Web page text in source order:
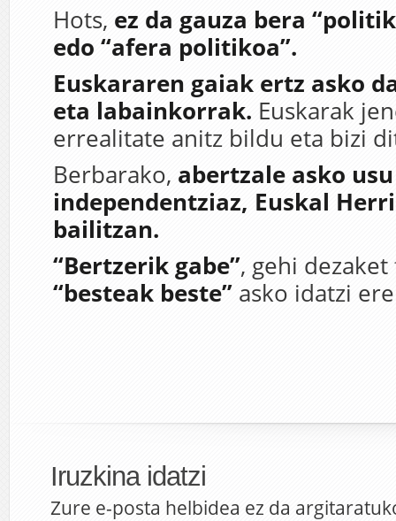
Hots, ez da gauza bera
edo “afera politikoa”.
Euskararen gaiak ertz asko
eta labainkorrak. Euskarak
errealitate anitz bildu eta bizi
Berbarako, abertzale asko
independentziaz, Euskal
bailitzan.
“Bertzerik gabe”, gehi
“besteak beste” asko idatzi
Iruzkina idatzi
Zure e-posta helbidea ez da